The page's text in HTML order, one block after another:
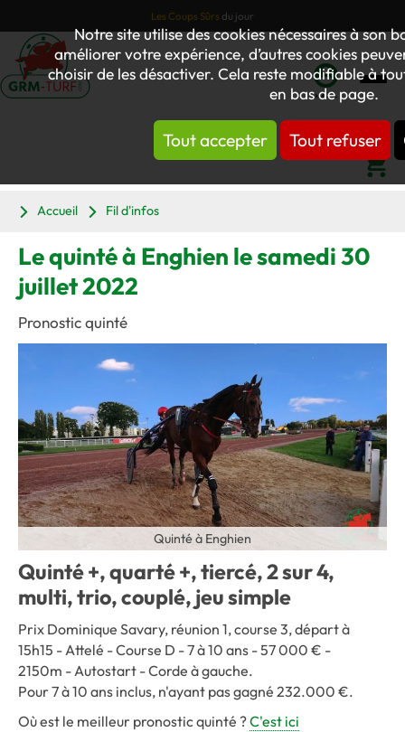
Notre site utilise des cookies nécessaires à son
améliorer votre expérience, d’autres cookies
choisir de les désactiver. Cela reste modifiable à
en bas de page.
Tout accepter Tout refuser
Les Coups Sûrs du jour
Mon
Panier
Accueil
Fil d'infos
Le quinté à Enghien le samedi 30
juillet 2022
Pronostic quinté
Quinté à Enghien
Quinté +, quarté +, tiercé, 2 sur 4,
multi, trio, couplé, jeu simple
Prix Dominique Savary, réunion 1, course 3, départ à
15h15 - Attelé - Course D - 7 à 10 ans - 57 000 € -
2150m - Autostart - Corde à gauche.
Pour 7 à 10 ans inclus, n'ayant pas gagné 232.000 €.
Où est le meilleur pronostic quinté ?C'est ici